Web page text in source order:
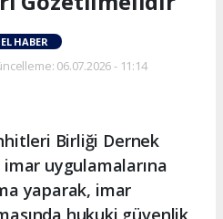
HABER
06.07.2026 - 11:14
Birliği Dernek
imar uygulamalarına
yaparak, imar